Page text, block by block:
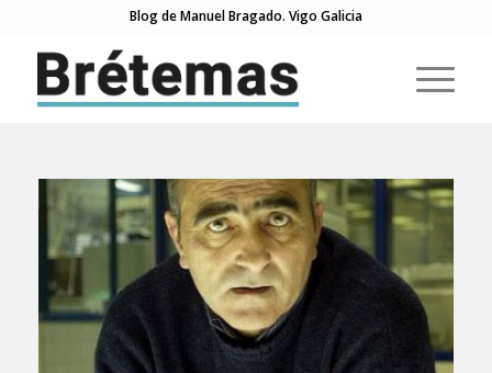
Blog de Manuel Bragado. Vigo Galicia